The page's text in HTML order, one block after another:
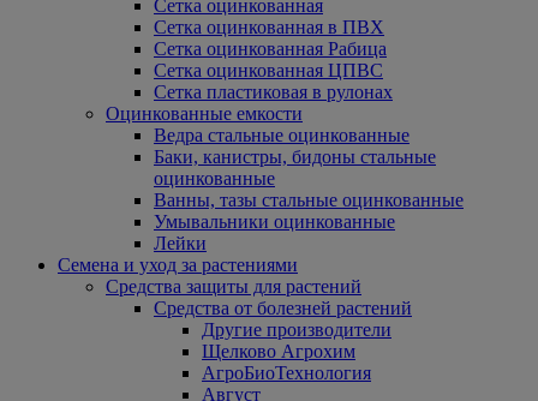
Сетка оцинкованная
Сетка оцинкованная в ПВХ
Сетка оцинкованная Рабица
Сетка оцинкованная ЦПВС
Сетка пластиковая в рулонах
Оцинкованные емкости
Ведра стальные оцинкованные
Баки, канистры, бидоны стальные
оцинкованные
Ванны, тазы стальные оцинкованные
Умывальники оцинкованные
Лейки
Семена и уход за растениями
Средства защиты для растений
Средства от болезней растений
Другие производители
Щелково Агрохим
АгроБиоТехнология
Август